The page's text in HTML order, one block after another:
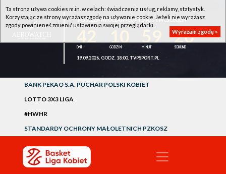
1KS ŚLĘZA WROCŁAW - LOTTO AZS UMCS LUBLIN
20
19.09.2026, GODZ. 18:00, TVPSPORT.PL
BANK PEKAO S.A. PUCHAR POLSKI KOBIET
LOTTO 3X3 LIGA
#HWHR
STANDARDY OCHRONY MAŁOLETNICH PZKOSZ
Ta strona używa cookies m.in. w celach: świadczenia usług, reklamy, statystyk.
Korzystając ze strony wyrażasz zgodę na używanie cookie. Jeżeli nie wyrażasz
zgody powinieneś zmienić ustawienia swojej przeglądarki.
Wyrażam zgodę »